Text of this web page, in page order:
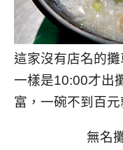
這家沒有店名的攤
一樣是10:00才出
富，一碗不到百
無名